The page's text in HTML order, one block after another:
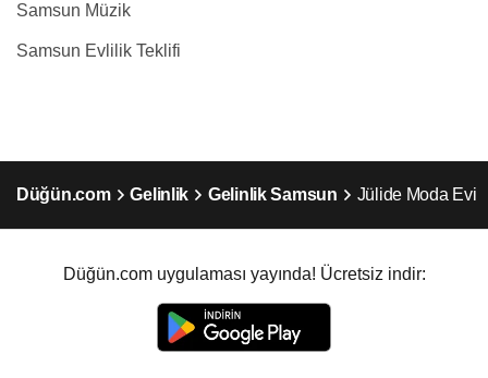
Samsun Müzik
Samsun Evlilik Teklifi
Düğün.com Gelinlik Gelinlik Samsun Jülide Moda Evi
Düğün.com uygulaması yayında! Ücretsiz indir: